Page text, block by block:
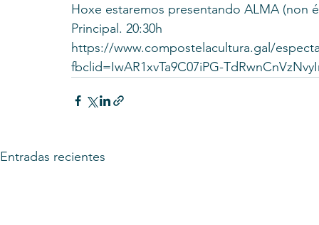
Hoxe estaremos presentando ALMA (non
Principal. 20:30h
https://www.compostelacultura.gal/
fbclid=IwAR1xvTa9C07iPG-
Entradas recientes